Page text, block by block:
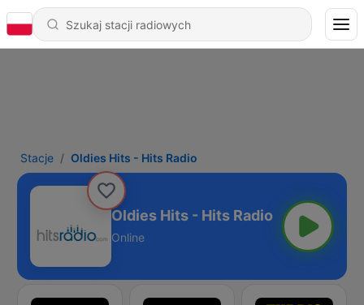
Stacje Oldies Hits - Hits Radio
Oldies Hits - Hits Radio
Online